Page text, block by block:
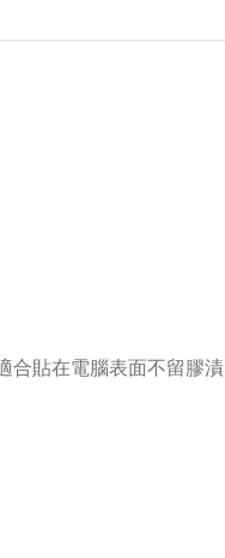
合貼在電腦表面不留膠漬